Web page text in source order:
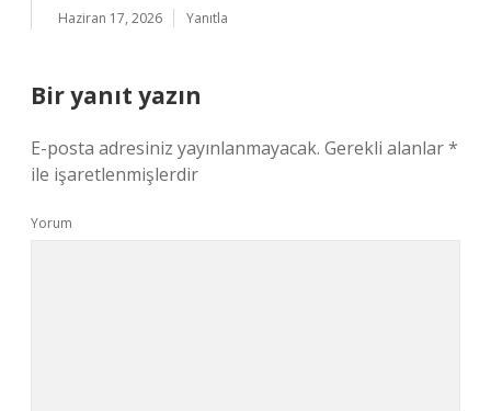
Haziran 17, 2026 Yanıtla
Bir yanıt yazın
E-posta adresiniz yayınlanmayacak. Gerekli alanlar*
ile işaretlenmişlerdir
Yorum